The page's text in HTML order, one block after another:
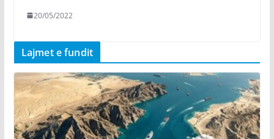
20/05/2022
Lajmet e fundit